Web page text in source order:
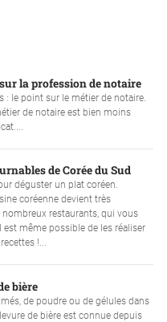
la profession de notaire
: le point sur le métier de notaire.
de notaire est bien moins
de Corée du Sud
déguster un plat coréen.
coréenne devient très
nombreux restaurants, qui vous
même possible de les réaliser
!...
bière
de poudre ou de gélules dans
de bière est connue depuis